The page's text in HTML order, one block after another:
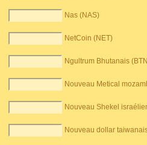
Nas (NAS)
NetCoin (NET)
Ngultrum Bhutanais
Nouveau Metical
Nouveau Shekel
Nouveau dollar